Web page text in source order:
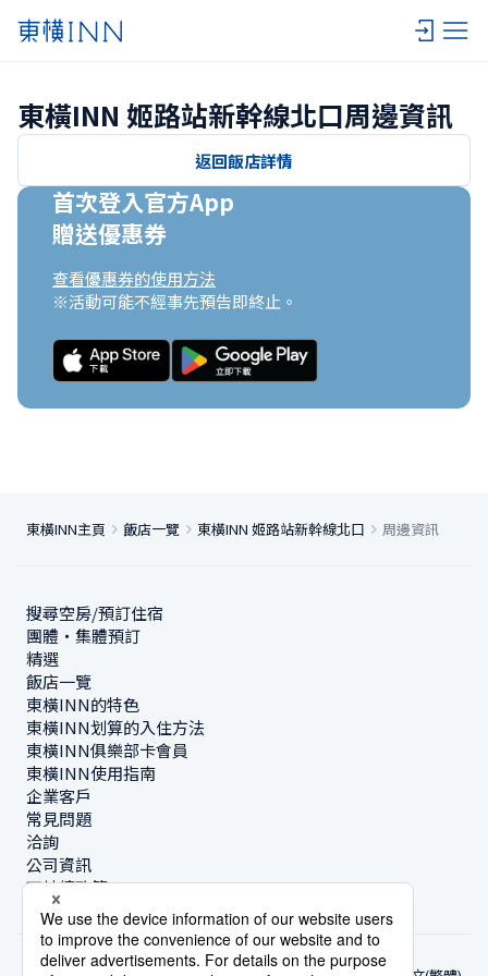
東橫INN 姬路站新幹線北口周邊資訊
返回飯店詳情
首次登入官方App
贈送優惠券
查看優惠券的使用方法
※活動可能不經事先預告即終止。
東橫INN主頁 飯店一覽 東橫INN 姬路站新幹線北口 周邊資訊
搜尋空房/預訂住宿
團體・集體預訂
精選
飯店一覽
東橫INN的特色
東橫INN划算的入住方法
東橫INN俱樂部卡會員
東橫INN使用指南
企業客戶
常見問題
洽詢
公司資訊
可持續政策